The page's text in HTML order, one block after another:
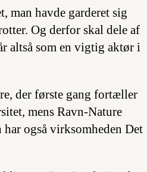
man havde garderet sig
Og derfor skal dele af
altså som en vigtig aktør i
der første gang fortæller
mens Ravn-Nature
også virksomheden Det